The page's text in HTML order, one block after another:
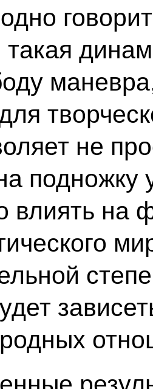
не
подножку
влиять на